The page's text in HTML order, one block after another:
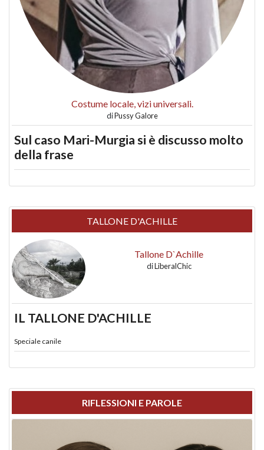
Costume locale, vizi universali.
diPussy Galore
Sul caso Mari-Murgia si è discusso molto
della frase
TALLONE D'ACHILLE
Tallone D`Achille
diLiberalChic
IL TALLONE D'ACHILLE
Speciale canile
RIFLESSIONI E PAROLE